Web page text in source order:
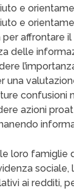
e
e
per affrontare
delle
una
confusioni
azioni
loro famiglie
sociale,
ai redditi,